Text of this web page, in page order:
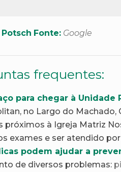
Fonte: Google
frequentes:
para chegar à Unidade
no Largo do Machado,
próximos à Igreja Matriz
exames e ser atendido
podem ajudar a
de diversos problemas: